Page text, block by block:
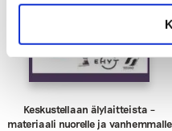
Keskustellaan älylaitteista –
materiaali nuorelle ja vanhemmalle